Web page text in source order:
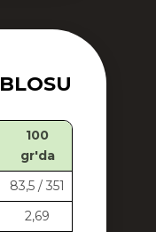
100
gr'da
83,5 / 351
2,69